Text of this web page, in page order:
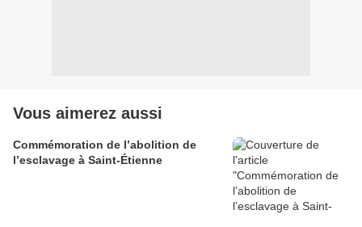
Vous aimerez aussi
Commémoration de l’abolition de
l’esclavage à Saint-Étienne